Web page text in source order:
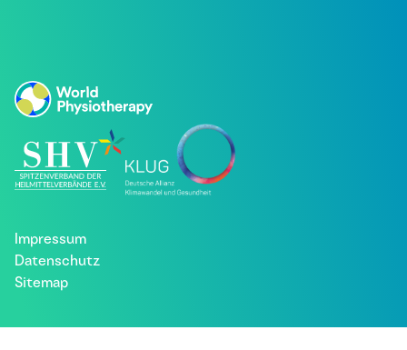
Impressum
Datenschutz
Sitemap